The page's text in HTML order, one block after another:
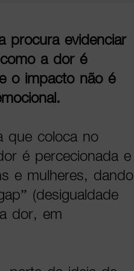
procura evidenciar
a dor é
o impacto não é
que coloca no
é percecionada e
e mulheres, dando
(desigualdade
dor, em